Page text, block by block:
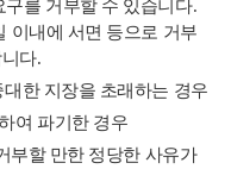
를 거부할 수 있습니다.
이내에 서면 등으로 거부
다.
대한 지장을 초래하는 경우
여 파기한 경우
부할 만한 정당한 사유가